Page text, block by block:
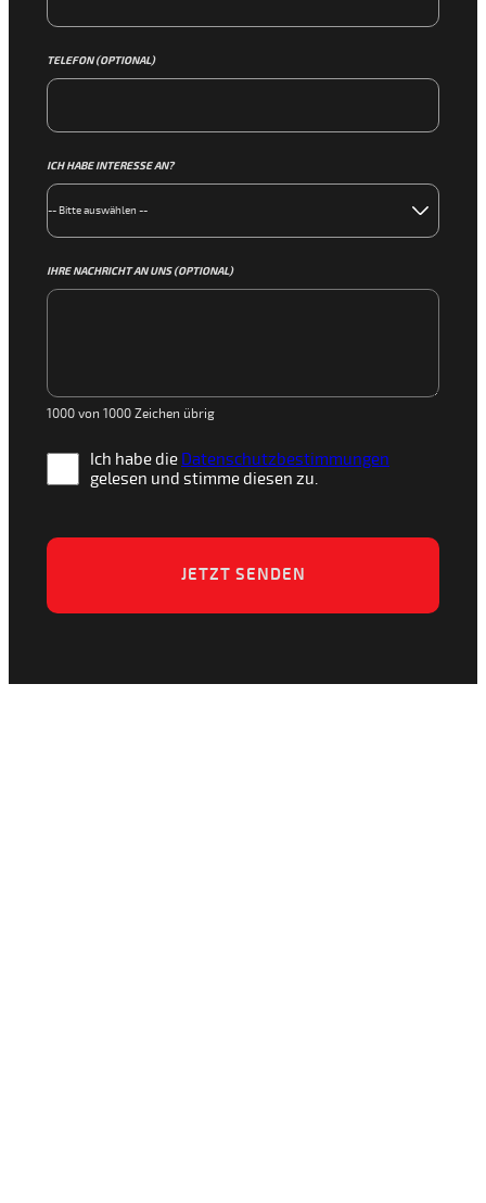
TELEFON (OPTIONAL)
ICH HABE INTERESSE AN?
IHRE NACHRICHT AN UNS (OPTIONAL)
1000 von 1000 Zeichen übrig
Ich habe die Datenschutzbestimmungen
gelesen und stimme diesen zu.